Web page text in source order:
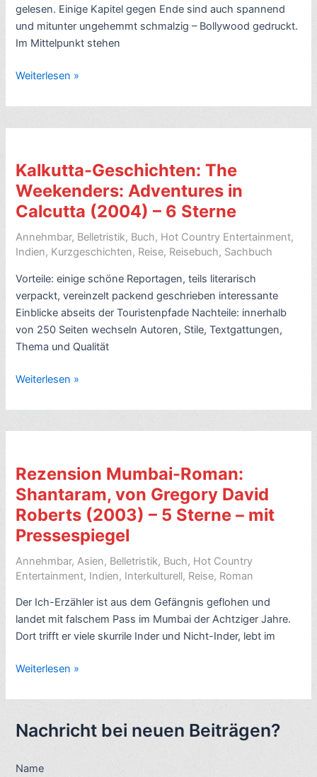
von
H.R.F.
Keating
–
gelesen. Einige Kapitel gegen Ende sind auch spannend
und mitunter ungehemmt schmalzig – Bollywood gedruckt.
Im Mittelpunkt stehen
Indien-
Roman:
Five
von
Chetan
Bhagat
–
Sterne
Weiterlesen »
Kalkutta-Geschichten: The
Weekenders: Adventures in
Calcutta (2004) – 6 Sterne
Annehmbar, Belletristik, Buch, Hot Country Entertainment,
Indien, Kurzgeschichten, Reise, Reisebuch, Sachbuch
Vorteile: einige schöne Reportagen, teils literarisch
verpackt, vereinzelt packend geschrieben interessante
Einblicke abseits der Touristenpfade Nachteile: innerhalb
von 250 Seiten wechseln Autoren, Stile, Textgattungen,
Thema und Qualität
Kalkutta-
The
Weekenders:
Calcutta
(2004)
–
6
Weiterlesen »
Rezension Mumbai-Roman:
Shantaram, von Gregory David
Roberts (2003) – 5 Sterne – mit
Pressespiegel
Annehmbar,Asien, Belletristik, Buch, Hot Country
Entertainment, Indien, Interkulturell, Reise, Roman
Der Ich-Erzähler ist aus dem Gefängnis geflohen und
landet mit falschem Pass im Mumbai der Achtziger Jahre.
Dort trifft er viele skurrile Inder und Nicht-Inder, lebt im
Rezension
Roman:
von
David
Weiterlesen »
Nachricht bei neuen Beiträgen?
Name